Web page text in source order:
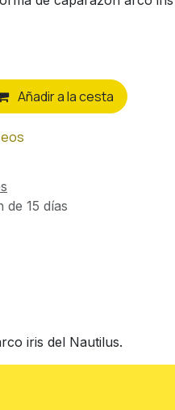
Añadir a la cesta
de 15 días
iris del Nautilus.